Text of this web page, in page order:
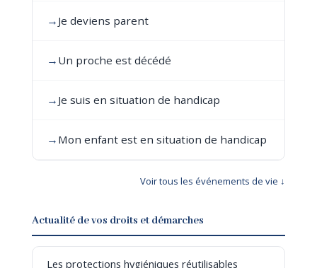
→ Je deviens parent
→ Un proche est décédé
→ Je suis en situation de handicap
→ Mon enfant est en situation de handicap
Voir tous les événements de vie ↓
Actualité de vos droits et démarches
Les protections hygiéniques réutilisables